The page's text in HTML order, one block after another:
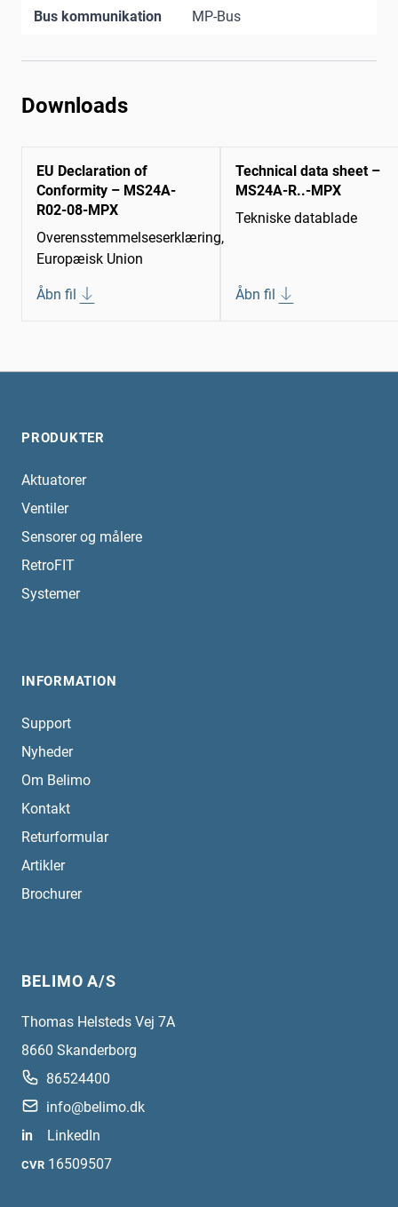
Bus kommunikation MP-Bus
Downloads
EU Declaration of
Conformity – MS24A-
R02-08-MPX
Overensstemmelseserklæring,
Europæisk Union
Åbn fil
Technical data sheet –
MS24A-R..-MPX
Tekniske datablade
Åbn fil
PRODUKTER
Aktuatorer
Ventiler
Sensorer og målere
RetroFIT
Systemer
INFORMATION
Support
Nyheder
Om Belimo
Kontakt
Returformular
Artikler
Brochurer
BELIMO A/S
Thomas Helsteds Vej 7A
8660 Skanderborg
86524400
info@belimo.dk
in
LinkedIn
CVR 16509507